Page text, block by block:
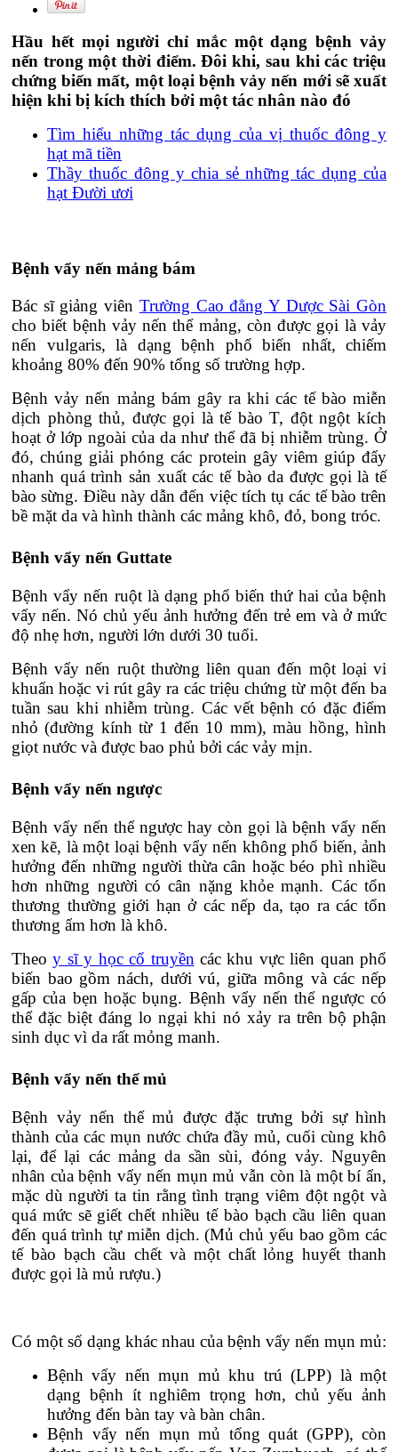
Hầu hết mọi người chỉ mắc một dạng bệnh vảy
nến trong một thời điểm. Đôi khi, sau khi các triệu
chứng biến mất, một loại bệnh vảy nến mới sẽ xuất
hiện khi bị kích thích bởi một tác nhân nào đó
Tìm hiểu những tác dụng của vị thuốc đông y
hạt mã tiền
Thầy thuốc đông y chia sẻ những tác dụng của
hạt Đười ươi
Bệnh vẩy nến mảng bám
Bác sĩ giảng viên Trường Cao đẳng Y Dược Sài Gòn
cho biết bệnh vảy nến thể mảng, còn được gọi là vảy
nến vulgaris, là dạng bệnh phổ biến nhất, chiếm
khoảng 80% đến 90% tổng số trường hợp.
Bệnh vảy nến mảng bám gây ra khi các tế bào miễn
dịch phòng thủ, được gọi là tế bào T, đột ngột kích
hoạt ở lớp ngoài của da như thể đã bị nhiễm trùng. Ở
đó, chúng giải phóng các protein gây viêm giúp đẩy
nhanh quá trình sản xuất các tế bào da được gọi là tế
bào sừng. Điều này dẫn đến việc tích tụ các tế bào trên
bề mặt da và hình thành các mảng khô, đỏ, bong tróc.
Bệnh vẩy nến Guttate
Bệnh vẩy nến ruột là dạng phổ biến thứ hai của bệnh
vẩy nến. Nó chủ yếu ảnh hưởng đến trẻ em và ở mức
độ nhẹ hơn, người lớn dưới 30 tuổi.
Bệnh vẩy nến ruột thường liên quan đến một loại vi
khuẩn hoặc vi rút gây ra các triệu chứng từ một đến ba
tuần sau khi nhiễm trùng. Các vết bệnh có đặc điểm
nhỏ (đường kính từ 1 đến 10 mm), màu hồng, hình
giọt nước và được bao phủ bởi các vảy mịn.
Bệnh vẩy nến ngược
Bệnh vẩy nến thể ngược hay còn gọi là bệnh vẩy nến
xen kẽ, là một loại bệnh vẩy nến không phổ biến, ảnh
hưởng đến những người thừa cân hoặc béo phì nhiều
hơn những người có cân nặng khỏe mạnh. Các tổn
thương thường giới hạn ở các nếp da, tạo ra các tổn
thương ẩm hơn là khô.
Theoy sĩ y học cổ truyền các khu vực liên quan phổ
biến bao gồm nách, dưới vú, giữa mông và các nếp
gấp của bẹn hoặc bụng. Bệnh vẩy nến thể ngược có
thể đặc biệt đáng lo ngại khi nó xảy ra trên bộ phận
sinh dục vì da rất mỏng manh.
Bệnh vẩy nến thể mủ
Bệnh vảy nến thể mủ được đặc trưng bởi sự hình
thành của các mụn nước chứa đầy mủ, cuối cùng khô
lại, để lại các mảng da sần sùi, đóng vảy. Nguyên
nhân của bệnh vẩy nến mụn mủ vẫn còn là một bí ẩn,
mặc dù người ta tin rằng tình trạng viêm đột ngột và
quá mức sẽ giết chết nhiều tế bào bạch cầu liên quan
đến quá trình tự miễn dịch. (Mủ chủ yếu bao gồm các
tế bào bạch cầu chết và một chất lỏng huyết thanh
được gọi là mủ rượu.)
Có một số dạng khác nhau của bệnh vẩy nến mụn mủ:
Bệnh vẩy nến mụn mủ khu trú (LPP) là một
dạng bệnh ít nghiêm trọng hơn, chủ yếu ảnh
hưởng đến bàn tay và bàn chân.
Bệnh vẩy nến mụn mủ tổng quát (GPP), còn